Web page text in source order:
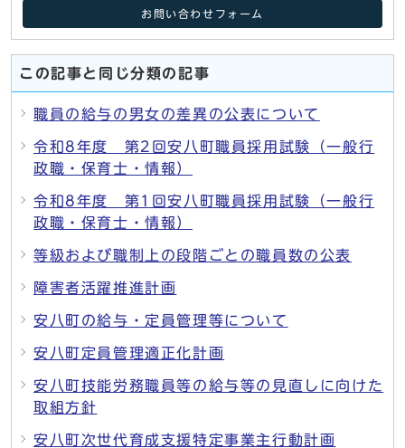
お問い合わせフォーム
この記事と同じ分類の記事
職員の給与の男女の差異の公表について
令和8年度 第2回安八町職員採用試験（一般行
政職・保育士・情報）
令和8年度 第1回安八町職員採用試験（一般行
政職・保育士・情報）
等級および職制上の段階ごとの職員数の公表
障害者活躍推進計画
安八町の給与・定員管理等について
安八町定員管理適正化計画
安八町技能労務職員等の給与等の見直しに向けた
取組方針
安八町次世代育成支援特定事業主行動計画